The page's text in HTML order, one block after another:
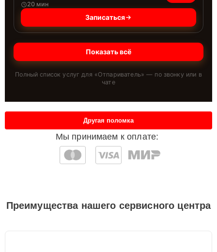
20 мин
Записаться
Показать всё
Полный список услуг для «Отпариватель» — по звонку или в
чате
Мы принимаем к оплате:
Другая поломка
Преимущества нашего сервисного центра